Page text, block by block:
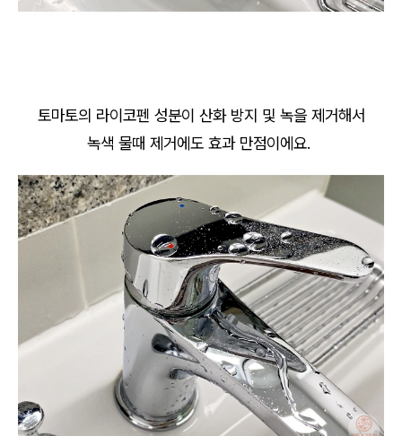
토마토의 라이코펜 성분이 산화 방지 및 녹을 제거해서
녹색 물때 제거에도 효과 만점이에요.